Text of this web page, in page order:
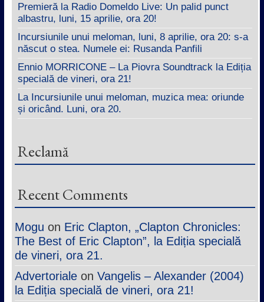
Premieră la Radio Domeldo Live: Un palid punct
albastru, luni, 15 aprilie, ora 20!
Incursiunile unui meloman, luni, 8 aprilie, ora 20: s-a
născut o stea. Numele ei: Rusanda Panfili
Ennio MORRICONE – La Piovra Soundtrack la Ediția
specială de vineri, ora 21!
La Incursiunile unui meloman, muzica mea: oriunde
și oricând. Luni, ora 20.
Reclamă
Recent Comments
Mogu on Eric Clapton, „Clapton Chronicles:
The Best of Eric Clapton”, la Ediția specială
de vineri, ora 21.
Advertorialeon Vangelis – Alexander (2004)
la Ediția specială de vineri, ora 21!